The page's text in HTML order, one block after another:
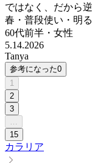
ではなく、だから
春・普段使い・明
60代前半 ・ 女性
5.14.2026
Tanya
参考になった0
1
2
3
15
カラリア